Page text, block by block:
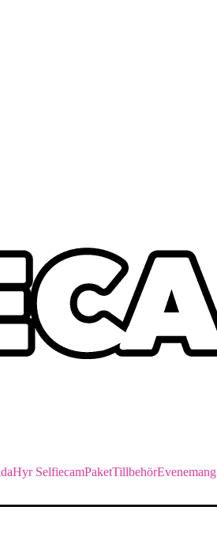
Hyr SelfiecamPaketTillbehörEvenemang